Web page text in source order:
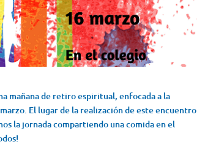
mañana de retiro espiritual, enfocada a la
El lugar de la realización de este encuentro
la jornada compartiendo una comida en el